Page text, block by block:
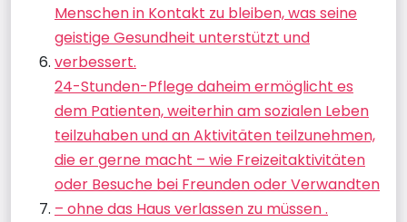
Menschen in Kontakt zu bleiben, was seine
geistige Gesundheit unterstützt und
verbessert.
24-Stunden-Pflege daheim ermöglicht es
dem Patienten, weiterhin am sozialen Leben
teilzuhaben und an Aktivitäten teilzunehmen,
die er gerne macht – wie Freizeitaktivitäten
oder Besuche bei Freunden oder Verwandten
– ohne das Haus verlassen zu müssen .